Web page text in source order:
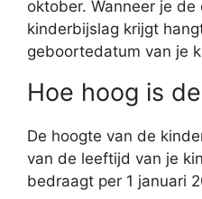
oktober. Wanneer je de
kinderbijslag krijgt
geboortedatum van je
Hoe hoog is
De hoogte van de
van de leeftijd van je
bedraagt per 1 januari